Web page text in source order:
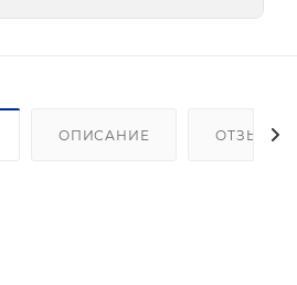
ОПИСАНИЕ ОТЗЫВЫ